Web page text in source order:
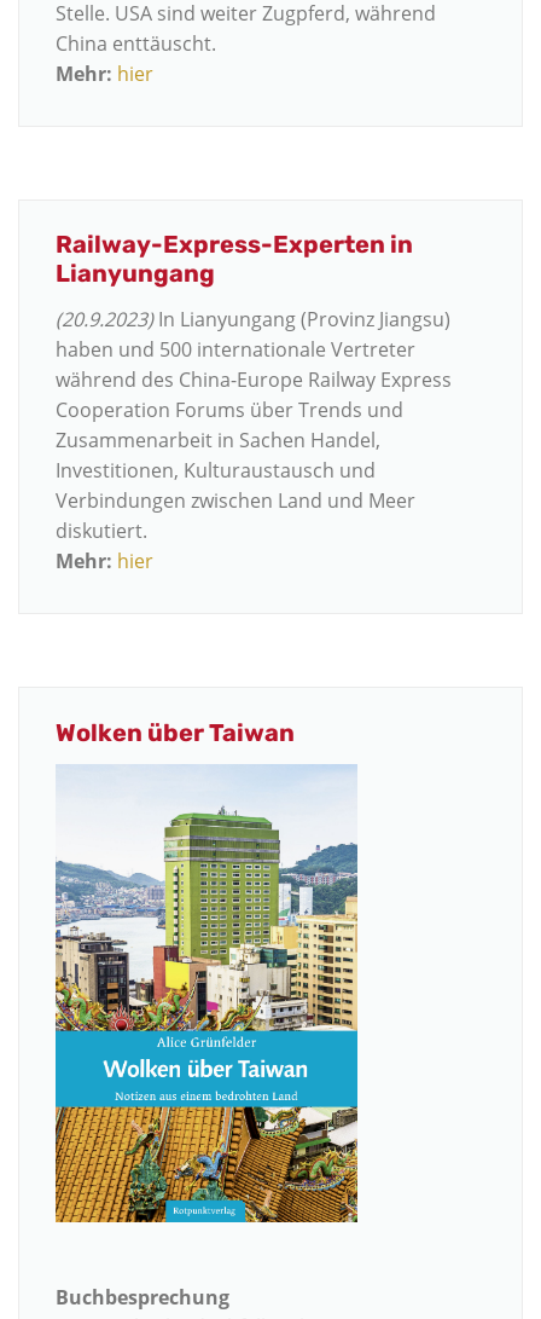
Stelle. USA sind weiter Zugpferd, während
China enttäuscht.
Mehr: hier
Railway-Express-Experten in
Lianyungang
(20.9.2023)In Lianyungang (Provinz Jiangsu)
haben und 500 internationale Vertreter
während des China-Europe Railway Express
Cooperation Forums über Trends und
Zusammenarbeit in Sachen Handel,
Investitionen, Kulturaustausch und
Verbindungen zwischen Land und Meer
diskutiert.
Mehr: hier
Wolken über Taiwan
Buchbesprechung